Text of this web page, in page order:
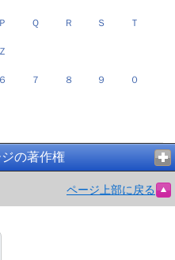
Ｐ Ｑ Ｒ Ｓ Ｔ
Ｚ
６ ７ ８ ９ ０
の著作権
ページ上部に戻る